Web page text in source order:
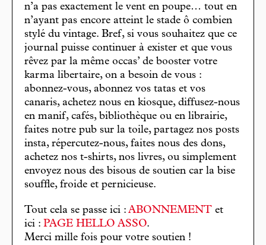
n’a pas exactement le vent en poupe… tout en
n’ayant pas encore atteint le stade ô combien
stylé du vintage. Bref, si vous souhaitez que ce
journal puisse continuer à exister et que vous
rêvez par la même occas’ de booster votre
karma libertaire, on a besoin de vous :
abonnez-vous, abonnez vos tatas et vos
canaris, achetez nous en kiosque, diffusez-nous
en manif, cafés, bibliothèque ou en librairie,
faites notre pub sur la toile, partagez nos posts
insta, répercutez-nous, faites nous des dons,
achetez nos t-shirts, nos livres, ou simplement
envoyez nous des bisous de soutien car la bise
souffle, froide et pernicieuse.
Tout cela se passe ici : ABONNEMENT et
ici : PAGE HELLO ASSO.
Merci mille fois pour votre soutien !